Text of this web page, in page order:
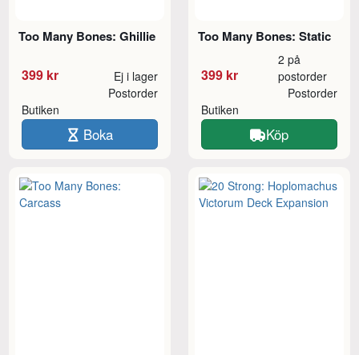
Too Many Bones: Ghillie
399 kr Ej i lager
Butiken
Postorder
Boka
Too Many Bones: Static
399 kr
2 på
postorder
Butiken
Postorder
Köp